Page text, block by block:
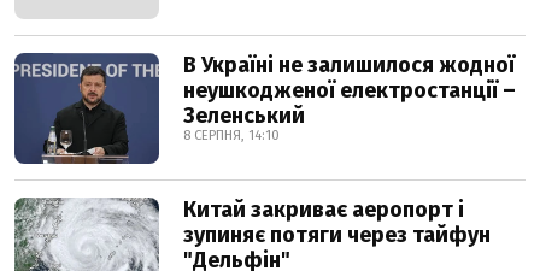
В Україні не залишилося жодної
неушкодженої електростанції –
Зеленський
8 СЕРПНЯ, 14:10
Китай закриває аеропорт і
зупиняє потяги через тайфун
"Дельфін"